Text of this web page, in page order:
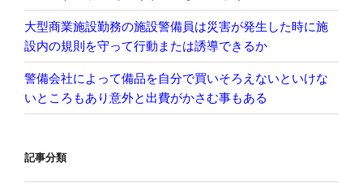
大型商業施設勤務の施設警備員は災害が発生した時に施
設内の規則を守って行動または誘導できるか
警備会社によって備品を自分で買いそろえないといけな
いところもあり意外と出費がかさむ事もある
記事分類